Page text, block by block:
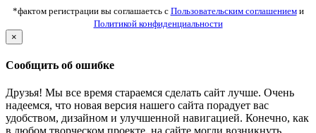
*фактом регистрации вы соглашаетсь с Пользовательским соглашениеми
Политикой конфиденциальности
×
Сообщить об ошибке
Друзья! Мы все время стараемся сделать сайт лучше. Очень
надеемся, что новая версия нашего сайта порадует вас
удобством, дизайном и улучшенной навигацией. Конечно, как
в любом творческом проекте, на сайте могли возникнуть